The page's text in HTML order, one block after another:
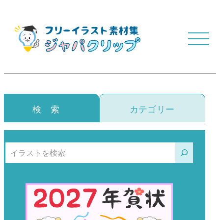
検 索 カテゴリー
検索